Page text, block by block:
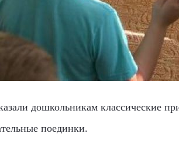
дошкольникам классические
поединки.